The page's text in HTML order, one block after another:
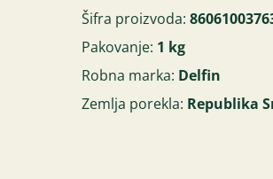
Šifra proizvoda:
Pakovanje: 1 kg
Robna marka: Delfin
Zemlja porekla: Republika